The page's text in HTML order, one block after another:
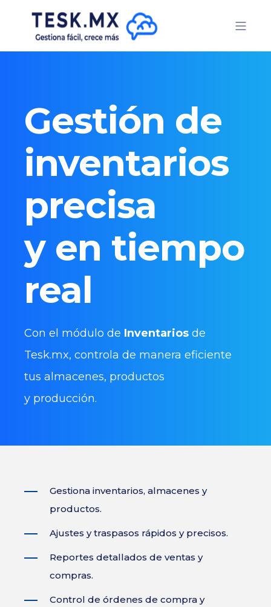
Gestión de
inventarios
precisa
y en tiempo
real
Con el módulo de Inventarios de
Tesk.mx, controla de manera eficiente
tus almacenes, productos
y producción.
Gestiona inventarios, almacenes y
productos.
Ajustes y traspasos rápidos y precisos.
Reportes detallados de ventas y
compras.
Control de órdenes de compra y